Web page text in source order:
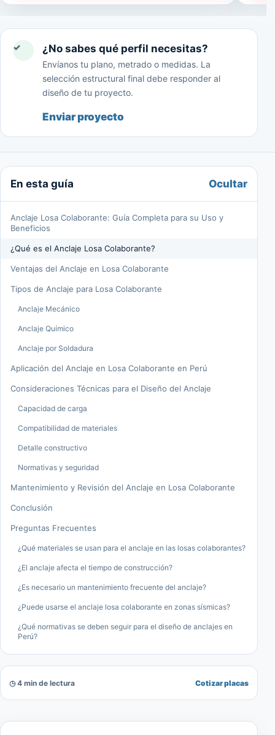
✓ ¿No sabes qué perfil necesitas?
Envíanos tu plano, metrado o medidas. La
selección estructural final debe responder al
diseño de tu proyecto.
Enviar proyecto
En esta guía Ocultar
Anclaje Losa Colaborante: Guía Completa para su Uso y
Beneficios
¿Qué es el Anclaje Losa Colaborante?
Ventajas del Anclaje en Losa Colaborante
Tipos de Anclaje para Losa Colaborante
Anclaje Mecánico
Anclaje Químico
Anclaje por Soldadura
Aplicación del Anclaje en Losa Colaborante en Perú
Consideraciones Técnicas para el Diseño del Anclaje
Capacidad de carga
Compatibilidad de materiales
Detalle constructivo
Normativas y seguridad
Mantenimiento y Revisión del Anclaje en Losa Colaborante
Conclusión
Preguntas Frecuentes
¿Qué materiales se usan para el anclaje en las losas colaborantes?
¿El anclaje afecta el tiempo de construcción?
¿Es necesario un mantenimiento frecuente del anclaje?
¿Puede usarse el anclaje losa colaborante en zonas sísmicas?
¿Qué normativas se deben seguir para el diseño de anclajes en
Perú?
◷ 4 min de lectura Cotizar placas